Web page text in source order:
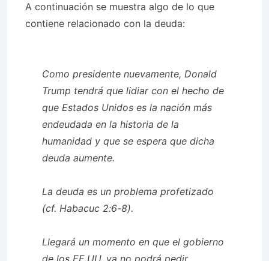
A continuación se muestra algo de lo que
contiene relacionado con la deuda:
Como presidente nuevamente, Donald
Trump tendrá que lidiar con el hecho de
que Estados Unidos es la nación más
endeudada en la historia de la
humanidad y que se espera que dicha
deuda aumente.
La deuda es un problema profetizado
(cf. Habacuc 2:6-8).
Llegará un momento en que el gobierno